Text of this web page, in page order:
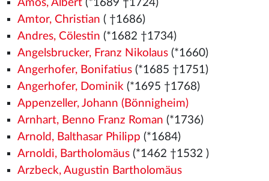
Amos, Albert(*1689 †1724)
Amtor, Christian ( †1686)
Andres, Cölestin (*1682 †1734)
Angelsbrucker, Franz Nikolaus(*1660)
Angerhofer, Bonifatius(*1685 †1751)
Angerhofer, Dominik(*1695 †1768)
Appenzeller, Johann (Bönnigheim)
Arnhart, Benno Franz Roman (*1736)
Arnold, Balthasar Philipp (*1684)
Arnoldi, Bartholomäus(*1462 †1532 )
Arzbeck, Augustin Bartholomäus